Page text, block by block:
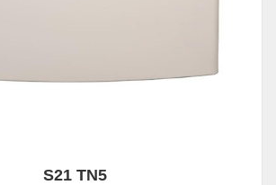
S21 TN5